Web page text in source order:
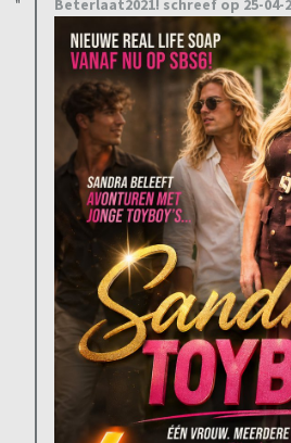
Beterlaat2021! schreef op 25-04-